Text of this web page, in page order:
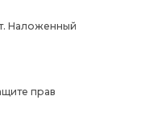
Наложенный
прав